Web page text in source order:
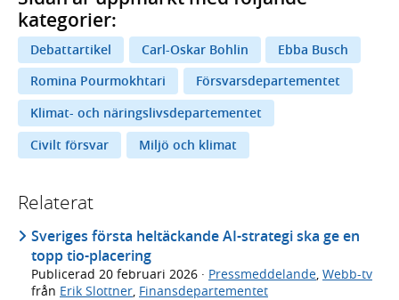
kategorier:
Debattartikel Carl-Oskar Bohlin
Ebba Busch
Romina Pourmokhtari
Försvarsdepartementet
Klimat- och näringslivsdepartementet
Civilt försvar
Miljö och klimat
Relaterat
Sveriges första heltäckande AI-strategi ska ge en
topp tio-placering
Publicerad 20 februari 2026 · Pressmeddelande Webb-tv
från Erik Slottner Finansdepartementet